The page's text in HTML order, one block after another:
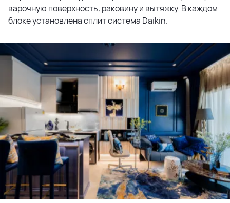
варочную поверхность, раковину и вытяжку. В каждом
блоке установлена сплит система Daikin.